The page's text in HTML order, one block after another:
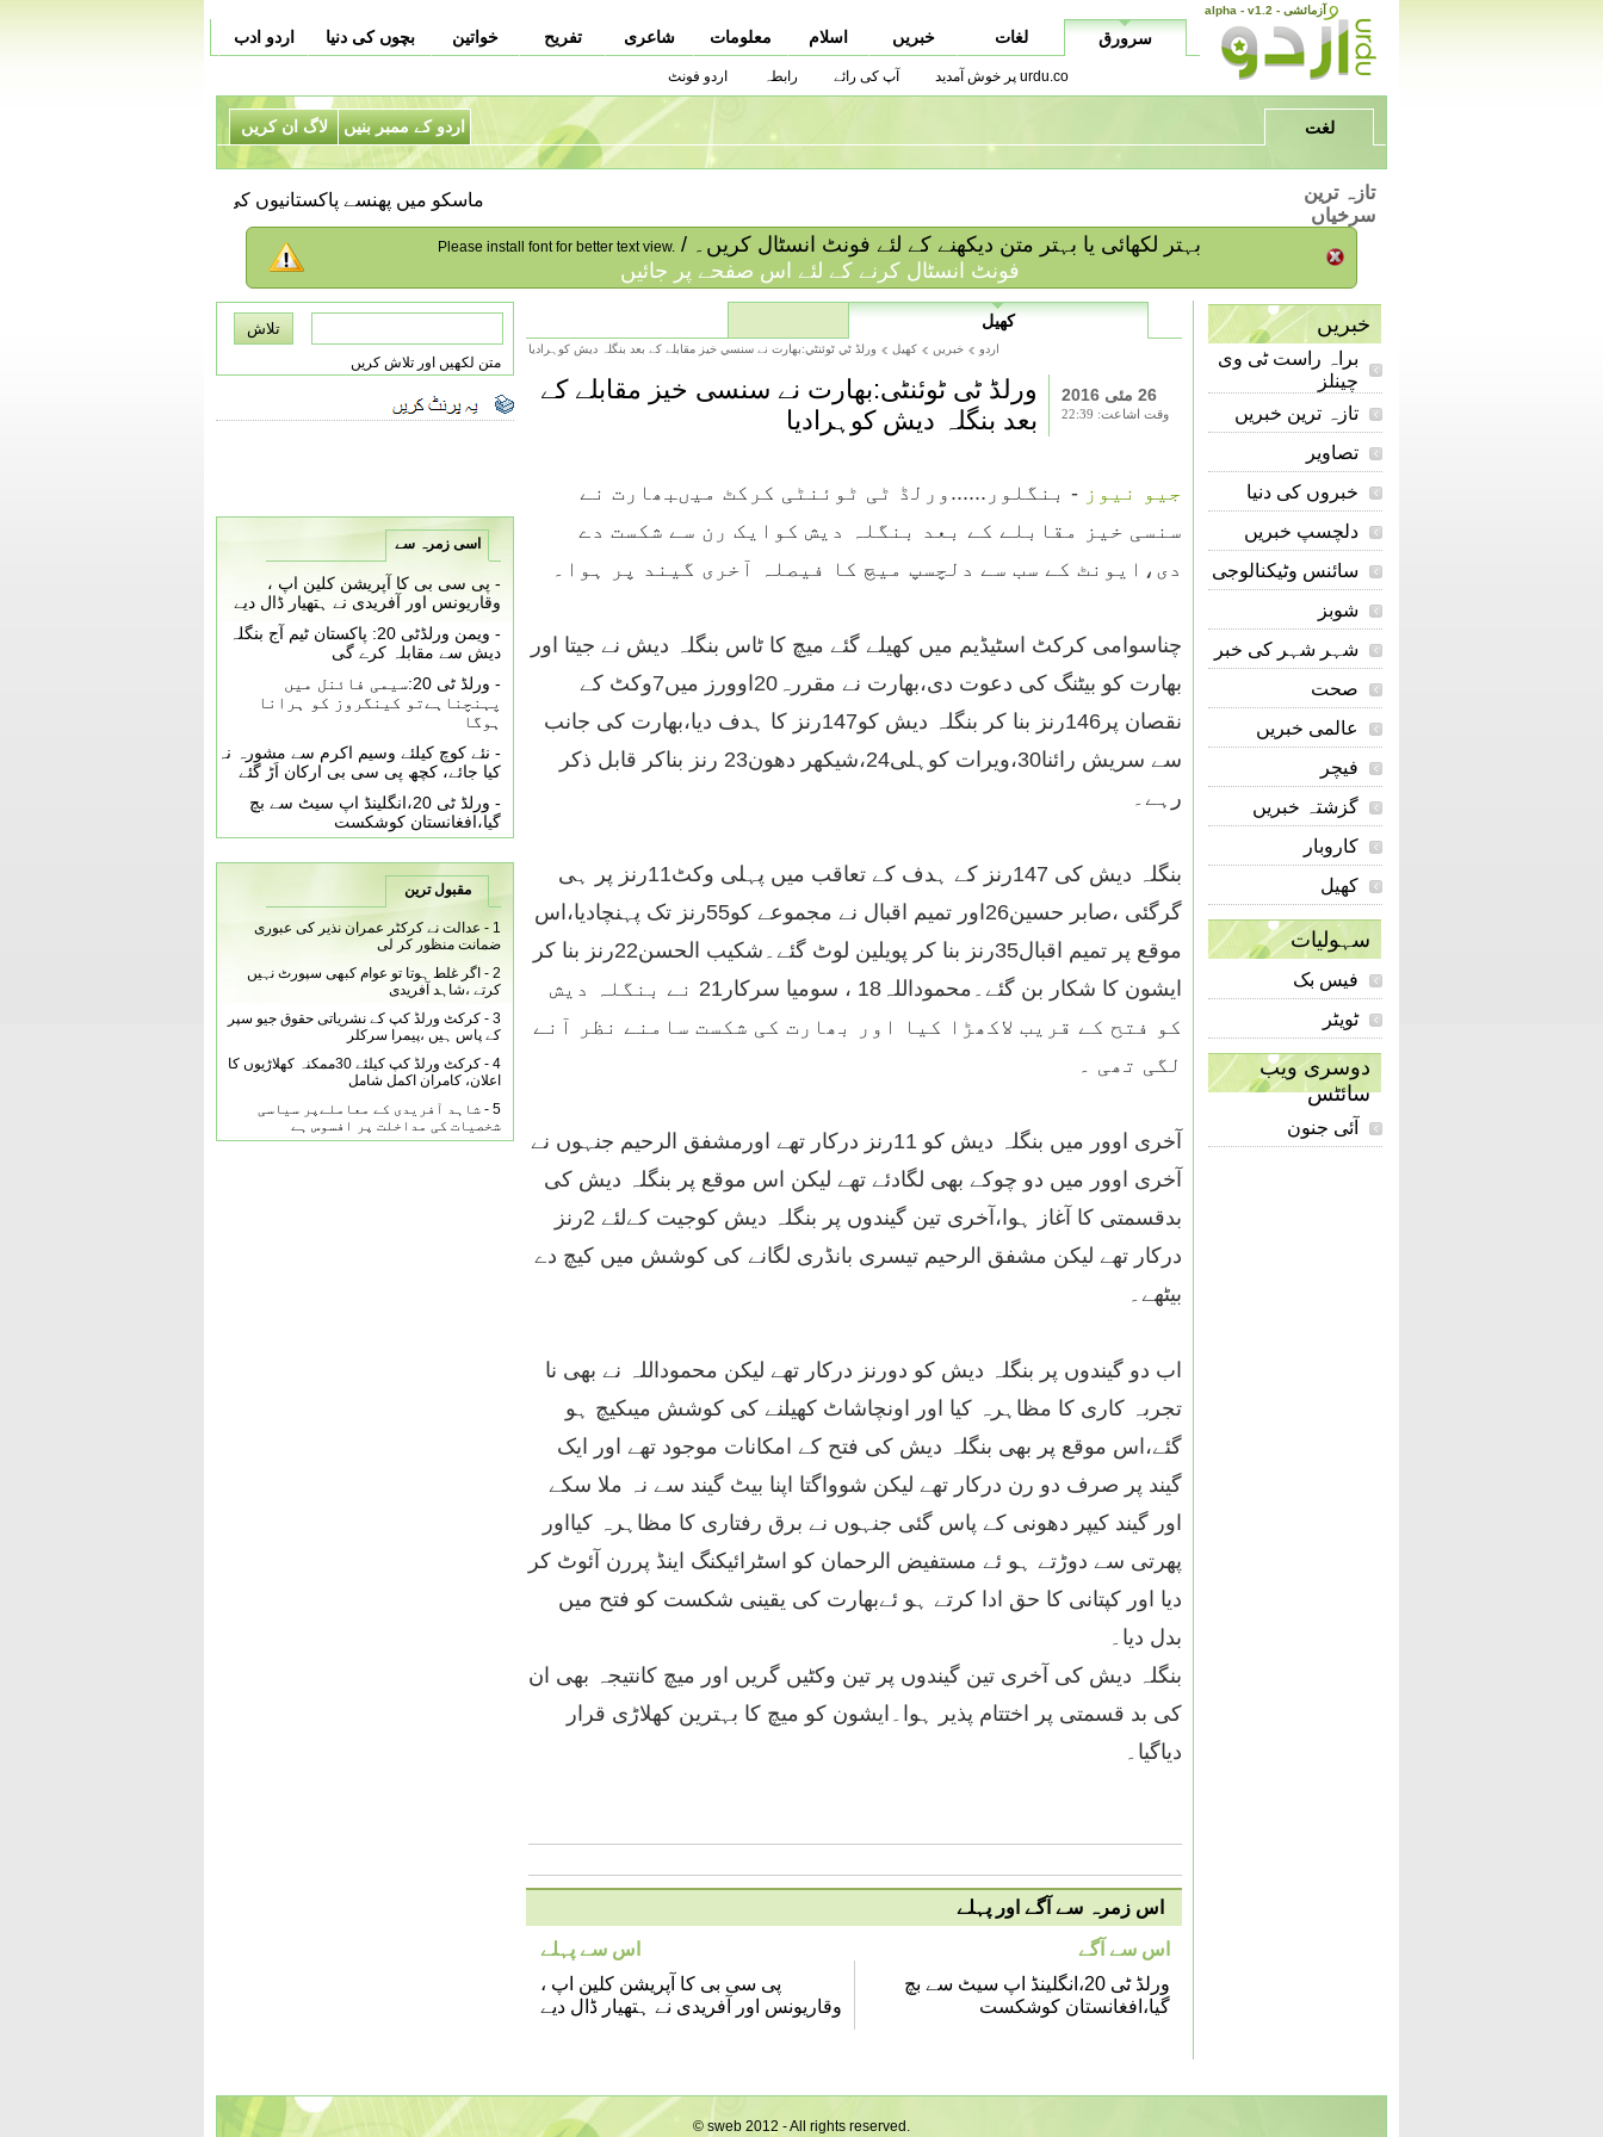
alpha - v1.2 - آزمائشی
سرورق لغات خبریں اسلام معلومات شاعری تفریح خواتین بچوں کی دنیا اردو ادب
urdu.co پر خوش آمدید آپ کی رائے رابطہ اردو فونٹ
لغت اردو کے ممبر بنیں لاگ ان کریں
تازہ ترین
سرخیاں
ماسکو میں پھنسے پاکستانیوں کی وطن واپسی کیلئے بورڈنگ
Please install font for better text view.
/ بہتر لکھائی یا بہتر متن دیکھنے کے لئے فونٹ انسٹال کریں۔
فونٹ انسٹال کرنے کے لئے اس صفحے پر جائیں
خبریں
براہ راست ٹی وی
چینلز
تازہ ترین خبریں
تصاویر
خبروں کی دنیا
دلچسپ خبریں
سائنس وٹیکنالوجی
شوبز
شہر شہر کی خبر
صحت
عالمی خبریں
فیچر
گزشتہ خبریں
کاروبار
کھیل
سہولیات
فیس بک
ٹویٹر
دوسری ویب
سائٹس
آئی جنون
کھیل
اردو خبریں کھیل ورلڈ ٹي ٹوئنٹي:بھارت نے سنسي خيز مقابلے کے بعد بنگلہ ديش کوہراديا
26 مئی 2016
وقت اشاعت: 22:39
ورلڈ ٹی ٹوئنٹی:بھارت نے سنسی خیز مقابلے کے
بعد بنگلہ دیش کوہرادیا
جیو نیوز - بنگلور......ورلڈ ٹی ٹوئنٹی کرکٹ میںبھارت نے
سنسی خیز مقابلے کے بعد بنگلہ دیش کوایک رن سے شکست دے
دی،ایونٹ کے سب سے دلچسپ میچ کا فیصلہ آخری گیند پر ہوا۔
چناسوامی کرکٹ اسٹیڈیم میں کھیلے گئے میچ کا ٹاس بنگلہ دیش نے جیتا اور
بھارت کو بیٹنگ کی دعوت دی،بھارت نے مقررہ20اوورز میں7وکٹ کے
نقصان پر146رنز بنا کر بنگلہ دیش کو147رنز کا ہدف دیا،بھارت کی جانب
سے سریش رائنا30،ویرات کوہلی24،شیکھر دھون23 رنز بناکر قابل ذکر
رہے۔
بنگلہ دیش کی 147رنز کے ہدف کے تعاقب میں پہلی وکٹ11رنز پر ہی
گرگئی ،صابر حسین26اور تمیم اقبال نے مجموعے کو55رنز تک پہنچادیا،اس
موقع پر تمیم اقبال35رنز بنا کر پویلین لوٹ گئے۔شکیب الحسن22رنز بنا کر
ایشون کا شکار بن گئے۔محموداللہ18 ، سومیا سرکار21 نے بنگلہ دیش
کو فتح کے قریب لاکھڑا کیا اور بھارت کی شکست سامنے نظر آنے
لگی تھی ۔
آخری اوور میں بنگلہ دیش کو 11رنز درکار تھے اورمشفق الرحیم جنہوں نے
آخری اوور میں دو چوکے بھی لگادئے تھے لیکن اس موقع پر بنگلہ دیش کی
بدقسمتی کا آغاز ہوا،آخری تین گیندوں پر بنگلہ دیش کوجیت کےلئے 2رنز
درکار تھے لیکن مشفق الرحیم تیسری بانڈری لگانے کی کوشش میں کیچ دے
بیٹھے۔
اب دو گیندوں پر بنگلہ دیش کو دورنز درکار تھے لیکن محموداللہ نے بھی نا
تجربہ کاری کا مظاہرہ کیا اور اونچاشاٹ کھیلنے کی کوشش میںکیچ ہو
گئے،اس موقع پر بھی بنگلہ دیش کی فتح کے امکانات موجود تھے اور ایک
گیند پر صرف دو رن درکار تھے لیکن شوواگتا اپنا بیٹ گیند سے نہ ملا سکے
اور گیند کیپر دھونی کے پاس گئی جنہوں نے برق رفتاری کا مظاہرہ کیااور
پھرتی سے دوڑتے ہو ئے مستفیض الرحمان کو اسٹرائیکنگ اینڈ پررن آئوٹ کر
دیا اور کپتانی کا حق ادا کرتے ہو ئےبھارت کی یقینی شکست کو فتح میں
بدل دیا۔
بنگلہ دیش کی آخری تین گیندوں پر تین وکٹیں گریں اور میچ کانتیجہ بھی ان
کی بد قسمتی پر اختتام پذیر ہوا۔ایشون کو میچ کا بہترین کھلاڑی قرار
دیاگیا۔
اس زمرہ سے آگے اور پہلے
اس سے آگے
اس سے پہلے
ورلڈ ٹی 20،انگلینڈ اپ سیٹ سے بچ
گیا،افغانستان کوشکست
پی سی بی کا آپریشن کلین اپ ،
وقاریونس اور آفریدی نے ہتھیار ڈال دیے
متن لکھیں اور تلاش کریں
اسی زمرہ سے
- پی سی بی کا آپریشن کلین اپ ،
وقاریونس اور آفریدی نے ہتھیار ڈال دیے
-
ویمن ورلڈٹی 20: پاکستان ٹیم آج بنگلہ
دیش سے مقابلہ کرے گی
-
ورلڈ ٹی 20:سیمی فائنل میں
پہنچناہےتو کینگروز کو ہرانا
ہوگا
- نئے کوچ کیلئے وسیم اکرم سے مشورہ نہ
کیا جائے، کچھ پی سی بی ارکان اَڑ گئے
-
ورلڈ ٹی 20،انگلینڈ اپ سیٹ سے بچ
گیا،افغانستان کوشکست
مقبول ترین
1 -
عدالت نے کرکٹر عمران نذیر کی عبوری
ضمانت منظور کر لی
2 -
اگر غلط ہوتا تو عوام کبھی سپورٹ نہیں
کرتے ،شاہد آفریدی
3 -
کرکٹ ورلڈ کپ کے نشریاتی حقوق جیو سپر
کے پاس ہیں ،پیمرا سرکلر
4 -
کرکٹ ورلڈ کپ کیلئے 30ممکنہ کھلاڑیوں کا
اعلان، کامران اکمل شامل
5 -
شاہد آفریدی کے معاملےپر سیاسی
شخصیات کی مداخلت پر افسوس ہے
© sweb 2012 - All rights reserved.